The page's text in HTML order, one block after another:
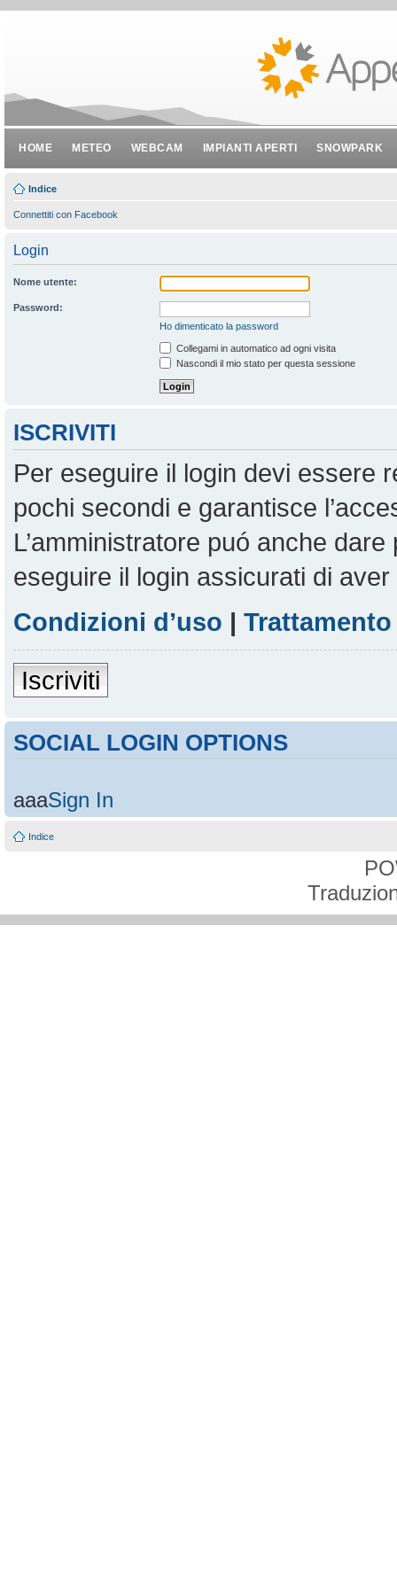
HOME METEO WEBCAM IMPIANTI APERTI SNOWPARK
Indice
Connettiti con Facebook
Login
Nome utente:
Password:
Ho dimenticato la password
Collegami in automatico ad ogni visita
Nascondi il mio stato per questa sessione
ISCRIVITI
Per eseguire il login devi essere
pochi secondi e garantisce
L’amministratore puó anche
eseguire il login assicurati di
Condizioni d’uso |
Iscriviti
SOCIAL LOGIN OPTIONS
aaaSign In
Indice